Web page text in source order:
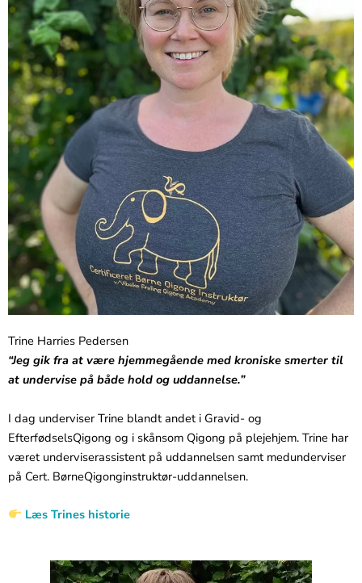
Trine Harries Pedersen
“Jeg gik fra at være hjemmegående med kroniske smerter til
at undervise på både hold og uddannelse.”
I dag underviser Trine blandt andet i Gravid- og
EfterfødselsQigong og i skånsom Qigong på plejehjem. Trine har
været underviserassistent på uddannelsen samt medunderviser
på Cert. BørneQigonginstruktør-uddannelsen.
Læs Trines historie